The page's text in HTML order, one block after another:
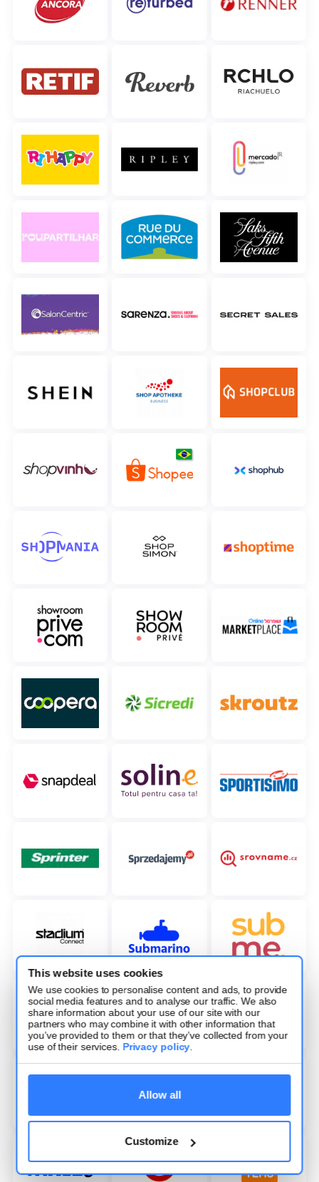
This website uses cookies
We use cookies to personalise content and ads, to provide
social media features and to analyse our traffic. We also
share information about your use of our site with our
partners who may combine it with other information that
you’ve provided to them or that they’ve collected from your
use of their services. Privacy policy.
Allow all
Customize